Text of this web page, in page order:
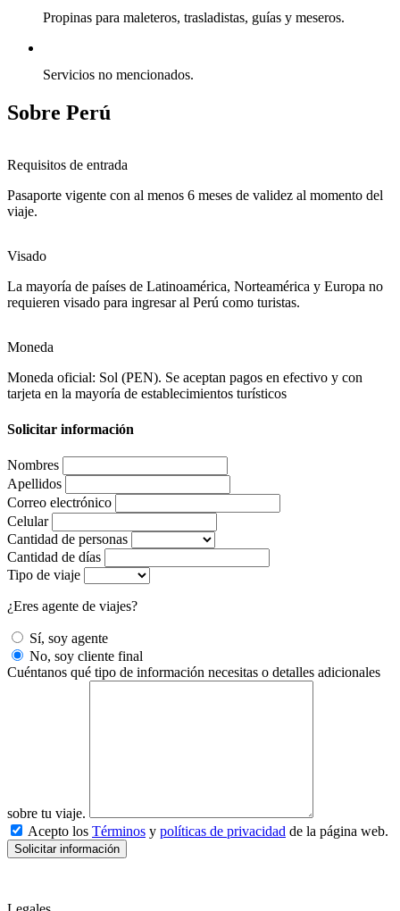
Propinas para maleteros, trasladistas, guías y meseros.
Servicios no mencionados.
Sobre Perú
Requisitos de entrada
Pasaporte vigente con al menos 6 meses de validez al momento del
viaje.
Visado
La mayoría de países de Latinoamérica, Norteamérica y Europa no
requieren visado para ingresar al Perú como turistas.
Moneda
Moneda oficial: Sol (PEN). Se aceptan pagos en efectivo y con
tarjeta en la mayoría de establecimientos turísticos
Solicitar información
Nombres
Apellidos
Correo electrónico
Celular
Cantidad de personas
Cantidad de días
Tipo de viaje
¿Eres agente de viajes?
Sí, soy agente
No, soy cliente final
Cuéntanos qué tipo de información necesitas o detalles adicionales
sobre tu viaje.
Acepto los Términos y políticas de privacidad de la página web.
Solicitar información